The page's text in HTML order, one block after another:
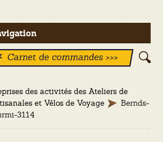
Carnet de commandes >>>
des activités des Ateliers de
et Vélos de Voyage
Bernds-
3114